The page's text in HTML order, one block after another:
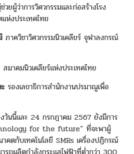
วยผู้ว่าการวิศวกรรมและก่อสร้างโรง
ห่งประเทศไทย
ภาควิชาวิศวกรรมนิวเคลียร์ จุฬาลงกรณ์
สมาคมนิวเคลียร์แห่งประเทศไทย
รองเลขาธิการสำนักงานปรมาณูเพื่อ
วันนี้และ 24 กรกฎาคม 2567 ยังมีการ
for the future” ที่จะพาผู้
าคตกับเทคโนโลยี SMRs เครื่องปฏิกรณ์